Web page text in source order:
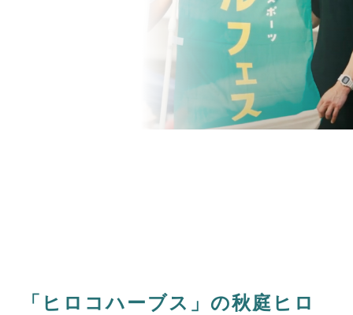
「ヒロコハーブス」の秋庭ヒロ